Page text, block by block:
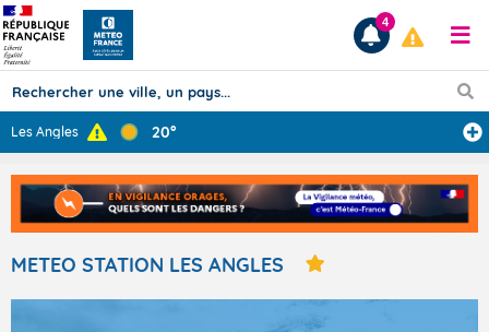
Prévisions
TOUS LES RÉSULTATS
Articles
4
Les Angles 20°
METEO STATION LES ANGLES